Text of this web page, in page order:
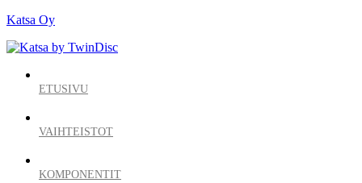
Katsa Oy
ETUSIVU
VAIHTEISTOT
KOMPONENTIT